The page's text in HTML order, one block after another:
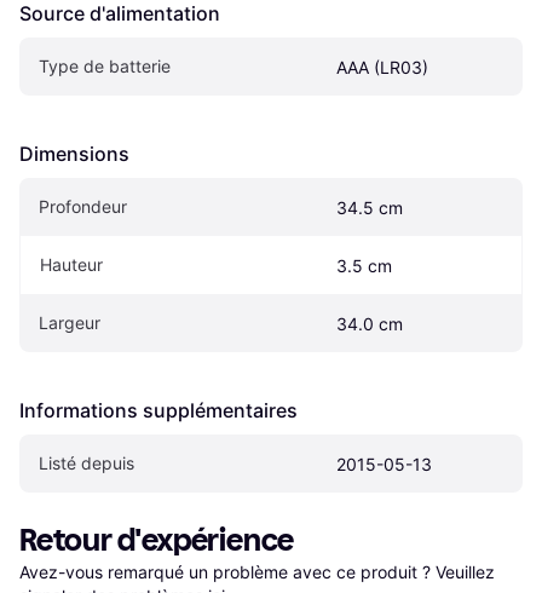
Source d'alimentation
Type de batterie AAA (LR03)
Dimensions
Profondeur 34.5 cm
Hauteur 3.5 cm
Largeur 34.0 cm
Informations supplémentaires
Listé depuis 2015-05-13
Retour d'expérience
Avez-vous remarqué un problème avec ce produit ? Veuillez